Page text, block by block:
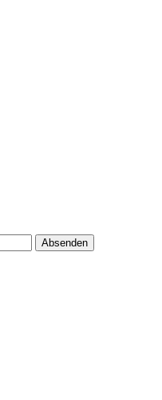
Absenden